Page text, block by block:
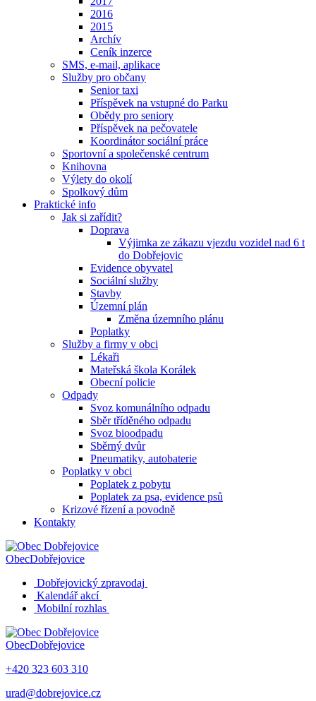
2016
2015
Archív
Ceník inzerce
SMS, e-mail, aplikace
Služby pro občany
Senior taxi
Příspěvek na vstupné do Parku
Obědy pro seniory
Příspěvek na pečovatele
Koordinátor sociální práce
Sportovní a společenské centrum
Knihovna
Výlety do okolí
Spolkový dům
Praktické info
Jak si zařídit?
Doprava
Výjimka ze zákazu vjezdu vozidel nad 6 t
do Dobřejovic
Evidence obyvatel
Sociální služby
Stavby
Územní plán
Změna územního plánu
Poplatky
Služby a firmy v obci
Lékaři
Mateřská škola Korálek
Obecní policie
Odpady
Svoz komunálního odpadu
Sběr tříděného odpadu
Svoz bioodpadu
Sběrný dvůr
Pneumatiky, autobaterie
Poplatky v obci
Poplatek z pobytu
Poplatek za psa, evidence psů
Krizové řízení a povodně
Kontakty
ObecDobřejovice
Dobřejovický zpravodaj
Kalendář akcí
Mobilní rozhlas
ObecDobřejovice
+420 323 603 310
urad@dobrejovice.cz